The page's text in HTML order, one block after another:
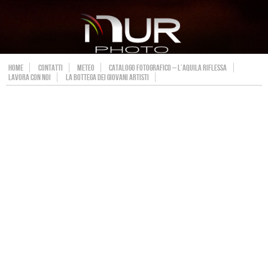
HOME CONTATTI METEO
CATALOGO FOTOGRAFICO – L’AQUILA RIFLESSA
LAVORA CON NOI
LA BOTTEGA DEI GIOVANI ARTISTI